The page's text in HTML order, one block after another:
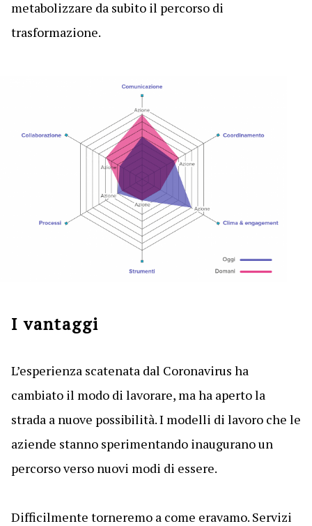
metabolizzare da subito il percorso di
trasformazione.
I vantaggi
L’esperienza scatenata dal Coronavirus ha
cambiato il modo di lavorare, ma ha aperto la
strada a nuove possibilità. I modelli di lavoro che le
aziende stanno sperimentando inaugurano un
percorso verso nuovi modi di essere.
Difficilmente torneremo a come eravamo. Servizi